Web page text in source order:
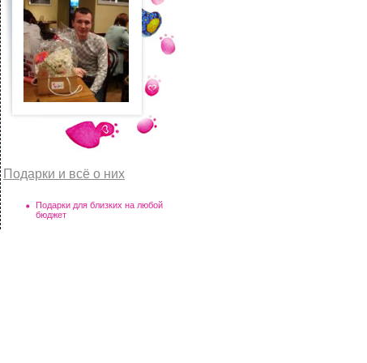
Подарки и всё о них
Подарки для близких на любой
бюджет